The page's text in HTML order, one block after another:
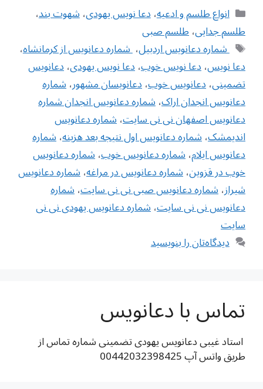
دسته‌ها
انواع طلسم و ادعیه،دعا نویس یهودی،شهوت بند،
طلسم جدایی،طلسم صبی
برچسب‌ها
‌‌ شماره دعانویس اردبیل،‌ شماره دعانویس از کرمانشاه،
دعا نویس،دعا نویس خوب،دعا نویس یهودی،دعانویس
تضمینی،دعانویس خوب،دعانویسان مشهور،شماره
دعانویس انجدان اراک،شماره دعانویس انجدان شماره
دعانویس اصفهان نی نی سایت،شماره دعانویس
اندیمشک،شماره دعانویس اول نتیجه بعد هزینه،شماره
دعانویس ایلام،شماره دعانویس خوب،شماره دعانویس
خوب در قزوین،شماره دعانویس در مراغه،شماره دعانویس
شیراز،شماره دعانویس صبی نی نی سایت،شماره
دعانویس نی نی سایت،شماره دعانویس یهودی نی نی
سایت
دیدگاه‌تان را بنویسید
تماس با دعانویس
استاد غیبی دعانویس یهودی تضمینی شماره تماس از
طریق واتس آپ 00442032398425